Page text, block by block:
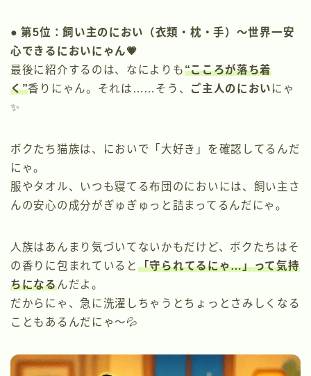
● 第5位：飼い主のにおい（衣類・枕・手）〜世界一安
心できるにおいにゃん💗
最後に紹介するのは、なによりも“こころが落ち着
く”香りにゃん。それは……そう、 ご主人のにおい にゃ
✨
ボクたち猫族は、においで「大好き」を確認してるんだ
にゃ。
服やタオル、いつも寝てる布団のにおいには、飼い主さ
んの安心の成分がぎゅぎゅっと詰まってるんだにゃ。
人族はあんまり気づいてないかもだけど、ボクたちはそ
の香りに包まれていると 「守られてるにゃ…」って気持
ちになるんだよ。
だからにゃ、急に洗濯しちゃうとちょっとさみしくなる
こともあるんだにゃ〜💦